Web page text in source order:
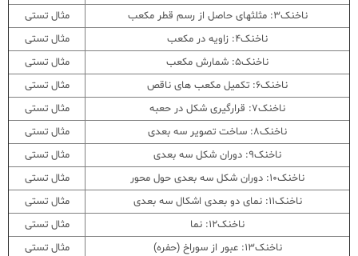
ناخنک3: مثلثهای حاصل از رسم قطر مکعب
مثال تستی
ناخنک4: زاویه در مکعب
مثال تستی
ناخنک5: شمارش مکعب
مثال تستی
ناخنک6: تکمیل مکعب های ناقص
مثال تستی
ناخنک7: قرارگیری شکل در حعبه
مثال تستی
ناخنک8: ساخت تصویر سه بعدی
مثال تستی
ناخنک9: دوران شکل سه بعدی
مثال تستی
ناخنک10: دوران شکل سه بعدی حول محور
مثال تستی
ناخنک11: نمای دو بعدی اشکال سه بعدی
مثال تستی
ناخنک12: نما
مثال تستی
ناخنک13: عبور از سوراخ (حفره)
مثال تستی